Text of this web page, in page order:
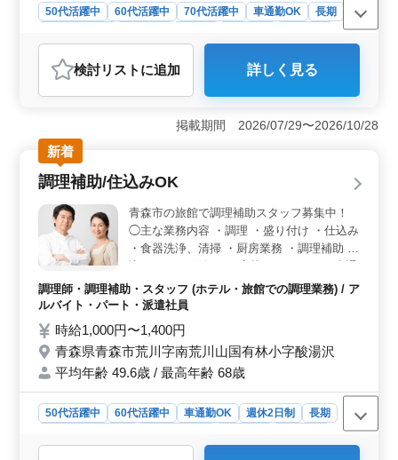
50代活躍中 60代活躍中 70代活躍中 車通勤OK
長期
おすすめポイント
＜無理なく働ける環境＞ 日曜・祝日に加え、GW休暇・
夏季休暇・年末年始休暇もあります。まとまった休みも
確保でき、メリハリをつけて働ける環境です。 ＜経
験を活かせる土木施工管理業務＞ 土木工事における現
場監督として、安全・工程・品質・原価管理や発注者と
の打ち合わせ、積算業務を担当します。これまでの土木
施工管理経験を活かして活躍できます。 ＜生活面も
安心して働ける環境＞ 単身寮を完備しており、住居を
確保したうえで働けます。交通費は実費で支給してお
り、通勤負担を抑えて働けます。賞与を用意しており、
雇用・労災・健康・厚生年金などの各種保険を完備して
いるため、安心して長く働ける環境です。
検討リスト に追加 詳しく見る
掲載期間 2026/07/29〜2026/10/28
新着
調理補助/住込みOK
青森市の旅館で調理補助スタッフ募集中！
◯主な業務内容 ・調理 ・盛り付け ・仕込み
・食器洗浄、清掃 ・厨房業務 ・調理補助 住
勤OK ＊無料駐車場あり ＊送迎バスあり ＊
50歳以上活躍中 ＊60歳以上活躍中
調理師・調理補助・スタッフ (ホテル・旅館での調理業務) / ア
ルバイト・パート・派遣社員
時給1,000円〜1,400円
青森県青森市荒川字南荒川山国有林小字酸湯沢
平均年齢 49.6歳 / 最高年齢 68歳
50代活躍中 60代活躍中 車通勤OK 週休2日制
長期
調理師・調理補助・スタッフ